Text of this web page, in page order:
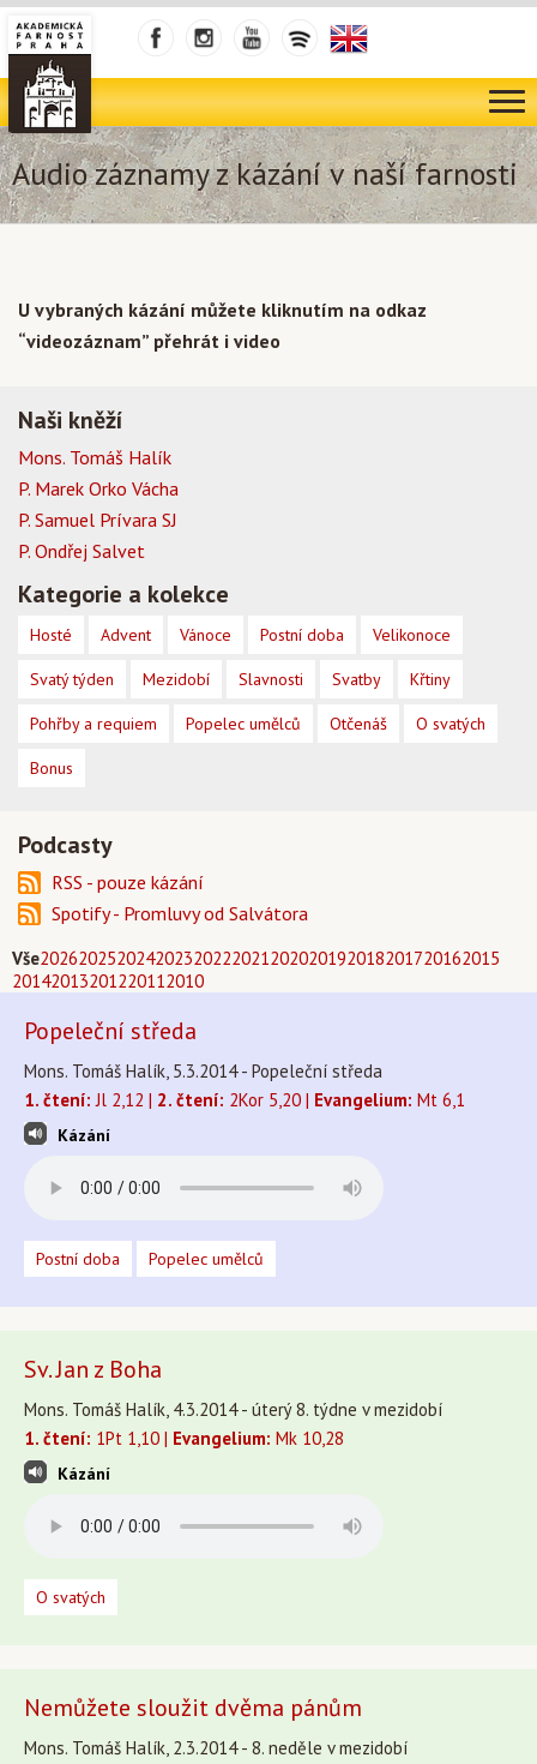
Audio záznamy z kázání v naší farnosti
Vše202620252024202320222021202020192018201720162015
20142013201220112010
Popeleční středa
Mons. Tomáš Halík, 5.3.2014 - Popeleční středa
1. čtení: Jl 2,12 | 2. čtení: 2Kor 5,20 | Evangelium: Mt 6,1
Kázání
Postní doba Popelec umělců
Sv. Jan z Boha
Mons. Tomáš Halík, 4.3.2014 - úterý 8. týdne v mezidobí
1. čtení: 1Pt 1,10 | Evangelium: Mk 10,28
Kázání
O svatých
Nemůžete sloužit dvěma pánům
Mons. Tomáš Halík, 2.3.2014 - 8. neděle v mezidobí
U vybraných kázání můžete kliknutím na odkaz
“videozáznam” přehrát i video
Naši kněží
Mons. Tomáš Halík
P. Marek Orko Vácha
P. Samuel Prívara SJ
P. Ondřej Salvet
Kategorie a kolekce
Hosté Advent Vánoce Postní doba Velikonoce
Svatý týden Mezidobí Slavnosti Svatby Křtiny
Pohřby a requiem Popelec umělců Otčenáš O svatých
Bonus
Podcasty
RSS - pouze kázání
Spotify - Promluvy od Salvátora